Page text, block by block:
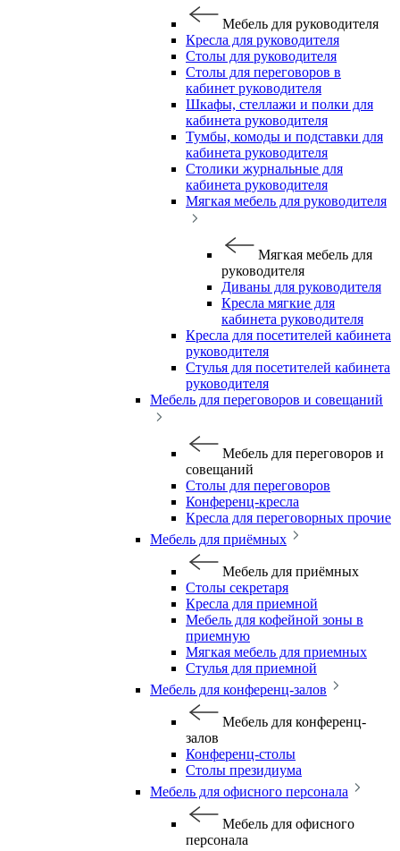
Мебель для руководителя
Кресла для руководителя
Столы для руководителя
Столы для переговоров в
кабинет руководителя
Шкафы, стеллажи и полки для
кабинета руководителя
Тумбы, комоды и подставки для
кабинета руководителя
Столики журнальные для
кабинета руководителя
Мягкая мебель для руководителя
Мягкая мебель для
руководителя
Диваны для руководителя
Кресла мягкие для
кабинета руководителя
Кресла для посетителей кабинета
руководителя
Стулья для посетителей кабинета
руководителя
Мебель для переговоров и совещаний
Мебель для переговоров и
совещаний
Столы для переговоров
Конференц-кресла
Кресла для переговорных прочие
Мебель для приёмных
Мебель для приёмных
Столы секретаря
Кресла для приемной
Мебель для кофейной зоны в
приемную
Мягкая мебель для приемных
Стулья для приемной
Мебель для конференц-залов
Мебель для конференц-
залов
Конференц-столы
Столы президиума
Мебель для офисного персонала
Мебель для офисного
персонала